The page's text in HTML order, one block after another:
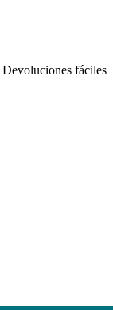
Devoluciones fáciles